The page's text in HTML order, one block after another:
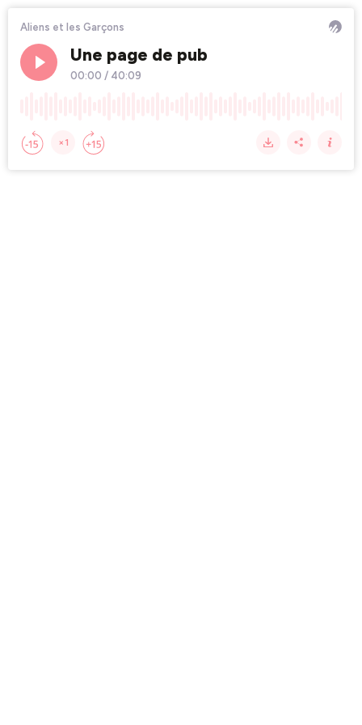
Aliens et les Garçons
Une page de pub
00:00 / 40:09
×1